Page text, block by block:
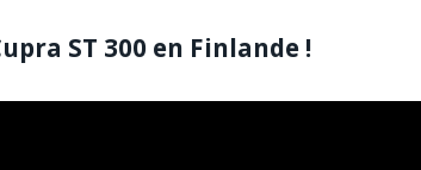
ST 300 en Finlande !